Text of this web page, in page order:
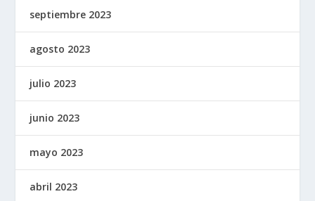
septiembre 2023
agosto 2023
julio 2023
junio 2023
mayo 2023
abril 2023